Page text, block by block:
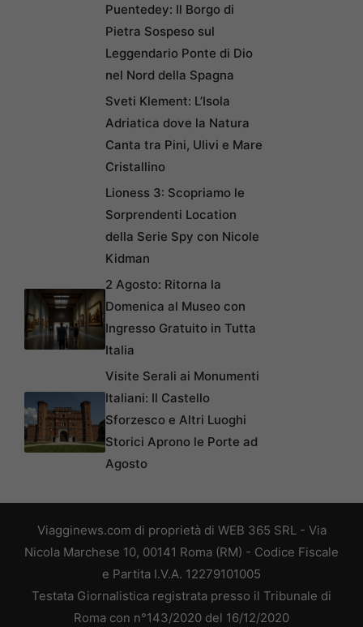
Puentedey: Il Borgo di
Pietra Sospeso sul
Leggendario Ponte di Dio
nel Nord della Spagna
Sveti Klement: L’Isola
Adriatica dove la Natura
Canta tra Pini, Ulivi e Mare
Cristallino
Lioness 3: Scopriamo le
Sorprendenti Location
della Serie Spy con Nicole
Kidman
2 Agosto: Ritorna la
Domenica al Museo con
Ingresso Gratuito in Tutta
Italia
Visite Serali ai Monumenti
Italiani: Il Castello
Sforzesco e Altri Luoghi
Storici Aprono le Porte ad
Agosto
Viagginews.com di proprietà di WEB 365 SRL - Via
Nicola Marchese 10, 00141 Roma (RM) - Codice Fiscale
e Partita I.V.A. 12279101005
Testata Giornalistica registrata presso il Tribunale di
Roma con n°143/2020 del 16/12/2020